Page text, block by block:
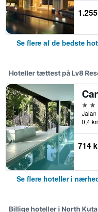
Se flere af de bedste
Hoteller tættest på Lv8
2
0,4
714
Se flere hoteller i
Billige hoteller i North Kuta